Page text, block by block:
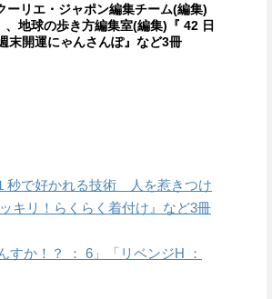
ーリエ・ジャポン編集チーム(編集)
地球の歩き方編集室(編集)『 42 日
末開運にゃんさんぽ』など3冊
秒で好かれる技術 人を惹きつけ
キリ！らくらく着付け』など3冊
すか！？ ： 6」「リベンジH ：